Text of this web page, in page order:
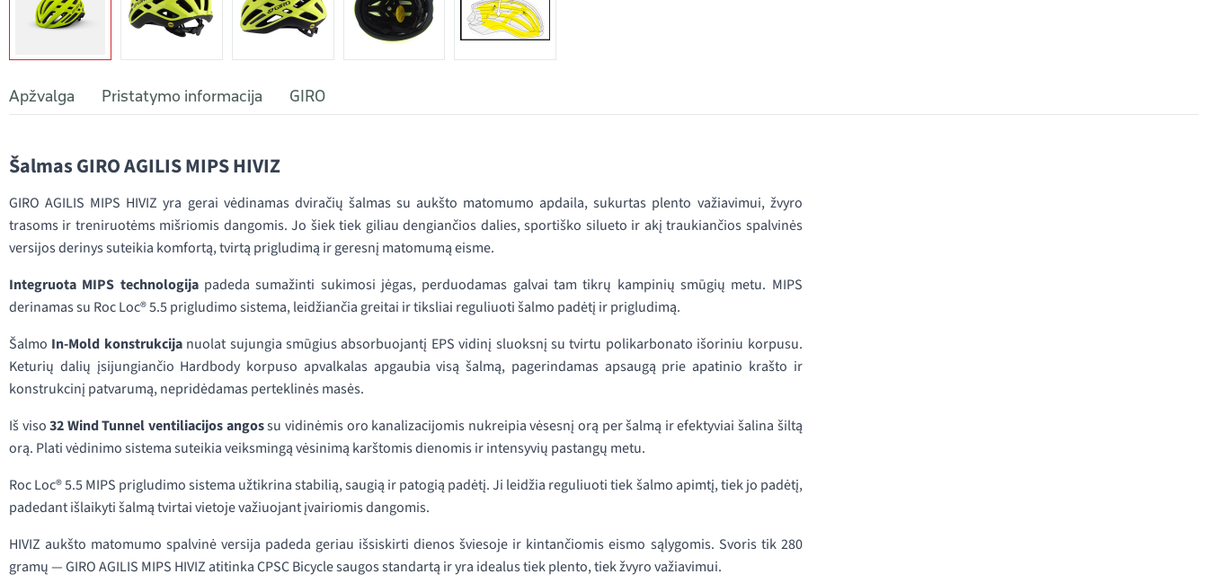
Apžvalga Pristatymo informacija GIRO
Šalmas GIRO AGILIS MIPS HIVIZ
GIRO AGILIS MIPS HIVIZ yra gerai vėdinamas dviračių šalmas su aukšto matomumo apdaila, sukurtas plento važiavimui, žvyro
trasoms ir treniruotėms mišriomis dangomis. Jo šiek tiek giliau dengiančios dalies, sportiško silueto ir akį traukiančios spalvinės
versijos derinys suteikia komfortą, tvirtą prigludimą ir geresnį matomumą eisme.
Integruota MIPS technologijapadeda sumažinti sukimosi jėgas, perduodamas galvai tam tikrų kampinių smūgių metu. MIPS
derinamas su Roc Loc® 5.5 prigludimo sistema, leidžiančia greitai ir tiksliai reguliuoti šalmo padėtį ir prigludimą.
Šalmo In-Mold konstrukcijanuolat sujungia smūgius absorbuojantį EPS vidinį sluoksnį su tvirtu polikarbonato išoriniu korpusu.
Keturių dalių įsijungiančio Hardbody korpuso apvalkalas apgaubia visą šalmą, pagerindamas apsaugą prie apatinio krašto ir
konstrukcinį patvarumą, nepridėdamas perteklinės masės.
Iš viso32 Wind Tunnel ventiliacijos angossu vidinėmis oro kanalizacijomis nukreipia vėsesnį orą per šalmą ir efektyviai šalina šiltą
orą. Plati vėdinimo sistema suteikia veiksmingą vėsinimą karštomis dienomis ir intensyvių pastangų metu.
Roc Loc® 5.5 MIPS prigludimo sistema užtikrina stabilią, saugią ir patogią padėtį. Ji leidžia reguliuoti tiek šalmo apimtį, tiek jo padėtį,
padedant išlaikyti šalmą tvirtai vietoje važiuojant įvairiomis dangomis.
HIVIZ aukšto matomumo spalvinė versija padeda geriau išsiskirti dienos šviesoje ir kintančiomis eismo sąlygomis. Svoris tik 280
gramų — GIRO AGILIS MIPS HIVIZ atitinka CPSC Bicycle saugos standartą ir yra idealus tiek plento, tiek žvyro važiavimui.